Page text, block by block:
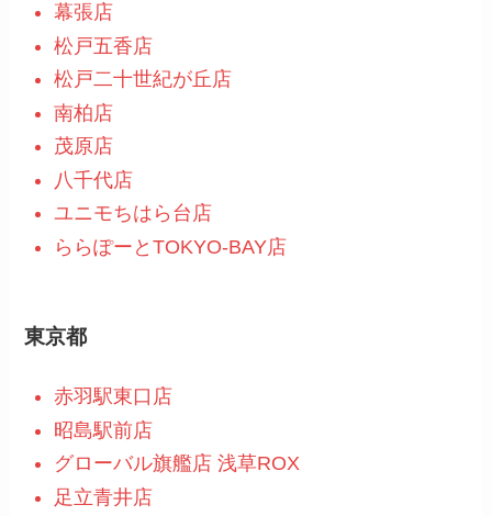
幕張店
松戸五香店
松戸二十世紀が丘店
南柏店
茂原店
八千代店
ユニモちはら台店
ららぽーとTOKYO-BAY店
東京都
赤羽駅東口店
昭島駅前店
グローバル旗艦店 浅草ROX
足立青井店